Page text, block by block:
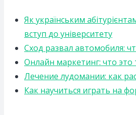
Як українським
вступ до університету
Сход развал автомобиля:
Онлайн маркетинг: что это
Лечение лудомании: как
Как научиться играть на